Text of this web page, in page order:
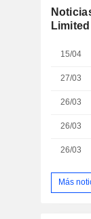
Limited
15/04
27/03
26/03
26/03
26/03
Más